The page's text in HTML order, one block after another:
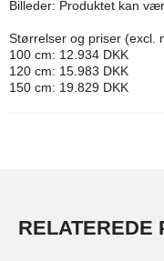
Billeder: Produktet kan
Størrelser og priser (excl.
100 cm: 12.934 DKK
120 cm: 15.983 DKK
150 cm: 19.829 DKK
RELATEREDE